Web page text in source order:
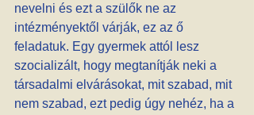
nevelni és ezt a szülők ne az
intézményektől várják, ez az ő
feladatuk. Egy gyermek attól lesz
szocializált, hogy megtanítják neki a
társadalmi elvárásokat, mit szabad, mit
nem szabad, ezt pedig úgy nehéz, ha a